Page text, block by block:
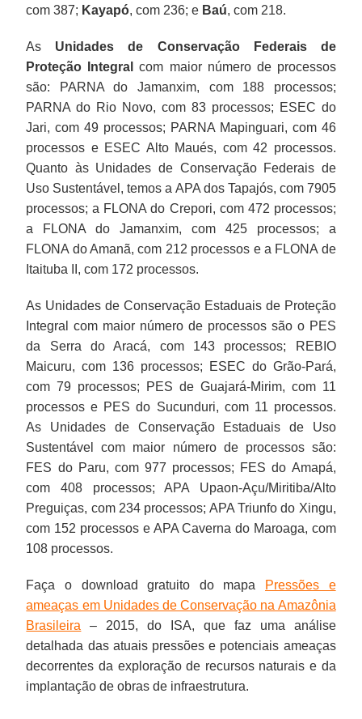
com 387; Kayapó, com 236; e Baú, com 218.
As Unidades de Conservação Federais de
Proteção Integral
com maior número de processos
são: PARNA do Jamanxim, com 188 processos;
PARNA do Rio Novo, com 83 processos; ESEC do
Jari, com 49 processos; PARNA Mapinguari, com 46
processos e ESEC Alto Maués, com 42 processos.
Quanto às Unidades de Conservação Federais de
Uso Sustentável, temos a APA dos Tapajós, com 7905
processos; a FLONA do Crepori, com 472 processos;
a FLONA do Jamanxim, com 425 processos; a
FLONA do Amanã, com 212 processos e a FLONA de
Itaituba II, com 172 processos.
As Unidades de Conservação Estaduais de Proteção
Integral com maior número de processos são o PES
da Serra do Aracá, com 143 processos; REBIO
Maicuru, com 136 processos; ESEC do Grão-Pará,
com 79 processos; PES de Guajará-Mirim, com 11
processos e PES do Sucunduri, com 11 processos.
As Unidades de Conservação Estaduais de Uso
Sustentável com maior número de processos são:
FES do Paru, com 977 processos; FES do Amapá,
com 408 processos; APA Upaon-Açu/Miritiba/Alto
Preguiças, com 234 processos; APA Triunfo do Xingu,
com 152 processos e APA Caverna do Maroaga, com
108 processos.
Faça o download gratuito do mapa
Pressões e
ameaças em Unidades de Conservação na Amazônia
Brasileira – 2015, do ISA, que faz uma análise
detalhada das atuais pressões e potenciais ameaças
decorrentes da exploração de recursos naturais e da
implantação de obras de infraestrutura.